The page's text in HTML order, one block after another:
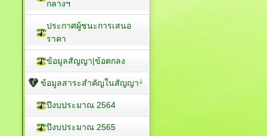
กลางฯ
ประกาศผู้ชนะการเสนอ
ราคา
ข้อมูลสัญญา|ข้อตกลง
ข้อมูลสาระสำคัญในสัญญา
ปีงบประมาณ 2564
ปีงบประมาณ 2565